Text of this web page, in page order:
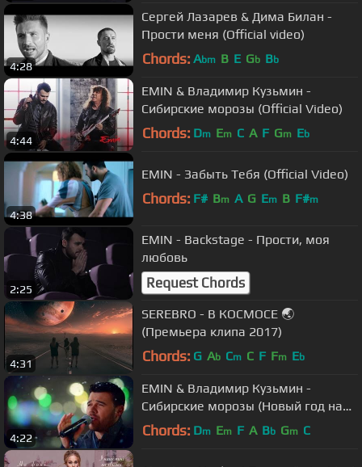
4:28
Сергей Лазарев & Дима Билан -
Прости меня (Official video)
Chords: Abm B E Gb Bb
4:44
EMIN & Владимир Кузьмин -
Сибирские морозы (Official Video)
Chords: Dm Em C A F Gm Eb
4:38
EMIN - Забыть Тебя (Official Video)
Chords: F# Bm A G Em B F#m
2:25
EMIN - Backstage - Прости, моя
любовь
Request Chords
4:31
SEREBRO - В КОСМОСЕ 🌏
(Премьера клипа 2017)
Chords: G Ab Cm C F Fm Eb
4:22
EMIN & Владимир Кузьмин -
Сибирские морозы (Новый год на
Первом)
Chords: Dm Em F A Bb Gm C